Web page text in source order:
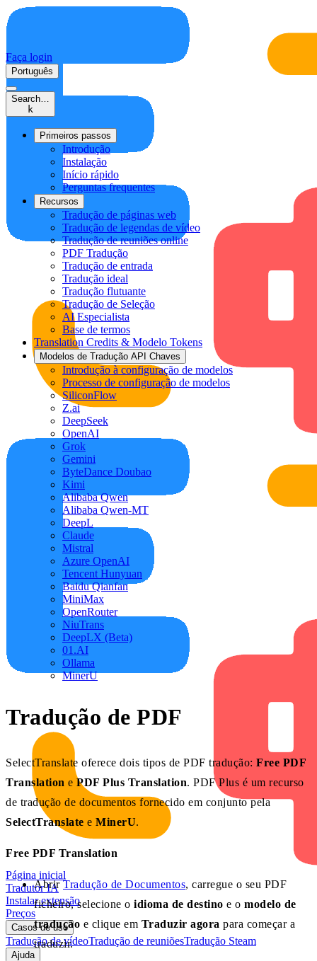
Página inicial
Tradutor IA
Instalar extensão
Preços
Casos de uso
Tradução de vídeoTradução de reuniõesTradução Steam
Ajuda
Faça login
Português
Search…
k
Primeiros passos
Introdução
Instalação
Início rápido
Perguntas frequentes
Recursos
Tradução de páginas web
Tradução de legendas de vídeo
Tradução de reuniões online
PDF Tradução
Tradução de entrada
Tradução ideal
Tradução flutuante
Tradução de Seleção
AI Especialista
Base de termos
Translation Credits & Modelo Tokens
Modelos de Tradução API Chaves
Introdução à configuração de modelos
Processo de configuração de modelos
SiliconFlow
Z.ai
DeepSeek
OpenAI
Grok
Gemini
ByteDance Doubao
Kimi
Alibaba Qwen
Alibaba Qwen-MT
DeepL
Claude
Mistral
Azure OpenAI
Tencent Hunyuan
Baidu Qianfan
MiniMax
OpenRouter
NiuTrans
DeepLX (Beta)
01.AI
Ollama
MinerU
Tradução de PDF
SelectTranslate oferece dois tipos de PDF tradução: Free PDF
Translation e PDF Plus Translation. PDF Plus é um recurso
de tradução de documentos fornecido em conjunto pela
SelectTranslate e MinerU.
Free PDF Translation
AbrirTradução de Documentos, carregue o seu PDF
ficheiro, selecione o idioma de destino e o modelo de
tradução e clique em Traduzir agora para começar a
traduzir.